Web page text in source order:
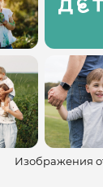
Изображения